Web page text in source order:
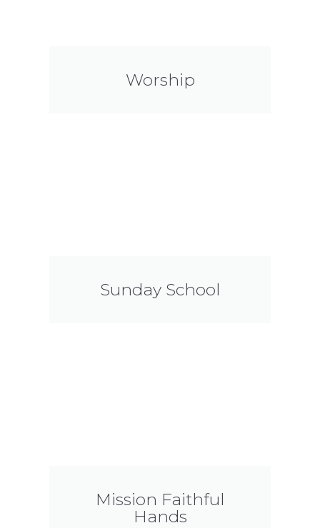
Worship
Sunday School
Mission Faithful
Hands